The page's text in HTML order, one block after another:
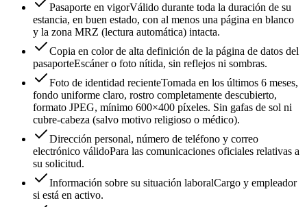
Pasaporte en vigorVálido durante toda la duración de su
estancia, en buen estado, con al menos una página en blanco
y la zona MRZ (lectura automática) intacta.
Copia en color de alta definición de la página de datos del
pasaporteEscáner o foto nítida, sin reflejos ni sombras.
Foto de identidad recienteTomada en los últimos 6 meses,
fondo uniforme claro, rostro completamente descubierto,
formato JPEG, mínimo 600×400 píxeles. Sin gafas de sol ni
cubre-cabeza (salvo motivo religioso o médico).
Dirección personal, número de teléfono y correo
electrónico válidoPara las comunicaciones oficiales relativas a
su solicitud.
Información sobre su situación laboralCargo y empleador
si está en activo.